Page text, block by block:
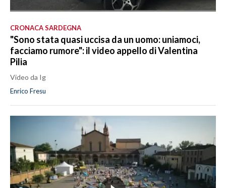
CRONACA SARDEGNA
"Sono stata quasi uccisa da un uomo: uniamoci,
facciamo rumore": il video appello di Valentina
Pilia
Video da Ig
Enrico Fresu